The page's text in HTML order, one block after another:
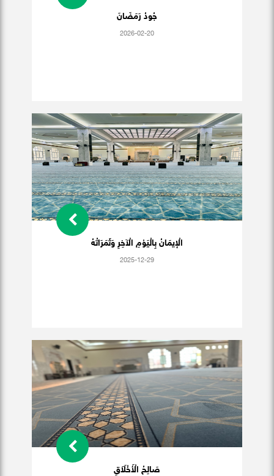
جُودُ رَمَضَانَ
2026-02-20
الْإيمَانُ بِالْيَوْمِ الْآخِرِ وَثَمَرَاتُهُ
2025-12-29
صَالِحُ الْأَخْلَاَقِ